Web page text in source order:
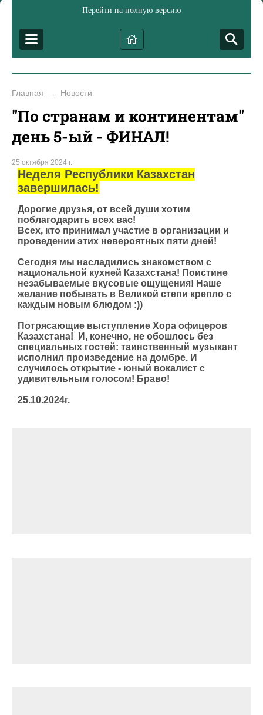
Перейти на полную версию
Главная → Новости
"По странам и континентам"
день 5-ый - ФИНАЛ!
25 октября 2024 г.
Неделя Республики Казахстан
завершилась!
Дорогие друзья, от всей души хотим
поблагодарить всех вас!
Всех, кто принимал участие в организации и
проведении этих невероятных пяти дней!
Сегодня мы насладились знакомством с
национальной кухней Казахстана! Поистине
незабываемые вкусовые ощущения! Наше
желание побывать в Великой степи крепло с
каждым новым блюдом :))
Потрясающие выступление Хора офицеров
Казахстана! И, конечно, не обошлось без
специальных гостей: таинственный музыкант
исполнил произведение на домбре. И
случилось открытие - юный вокалист с
удивительным голосом! Браво!
25.10.2024г.